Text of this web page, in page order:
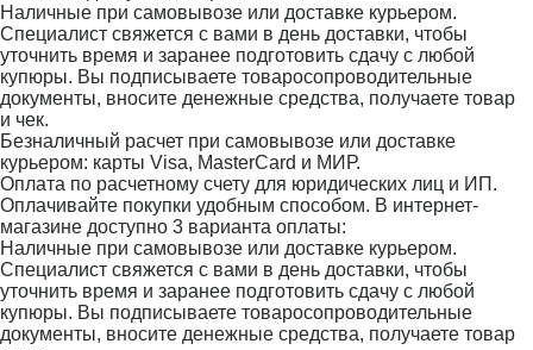
Наличные при самовывозе или доставке курьером.
Специалист свяжется с вами в день доставки, чтобы
уточнить время и заранее подготовить сдачу с любой
купюры. Вы подписываете товаросопроводительные
документы, вносите денежные средства, получаете товар
и чек.
Безналичный расчет при самовывозе или доставке
курьером: карты Visa, MasterCard и МИР.
Оплата по расчетному счету для юридических лиц и ИП.
Оплачивайте покупки удобным способом. В интернет-
магазине доступно 3 варианта оплаты:
Наличные при самовывозе или доставке курьером.
Специалист свяжется с вами в день доставки, чтобы
уточнить время и заранее подготовить сдачу с любой
купюры. Вы подписываете товаросопроводительные
документы, вносите денежные средства, получаете товар